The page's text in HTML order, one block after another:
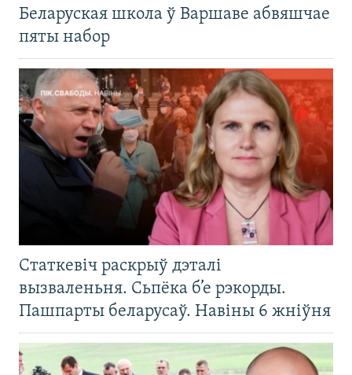
Беларуская школа ў Варшаве абвяшчае
пяты набор
Статкевіч раскрыў дэталі
вызваленьня. Сьпёка б’е рэкорды.
Пашпарты беларусаў. Навіны 6 жніўня